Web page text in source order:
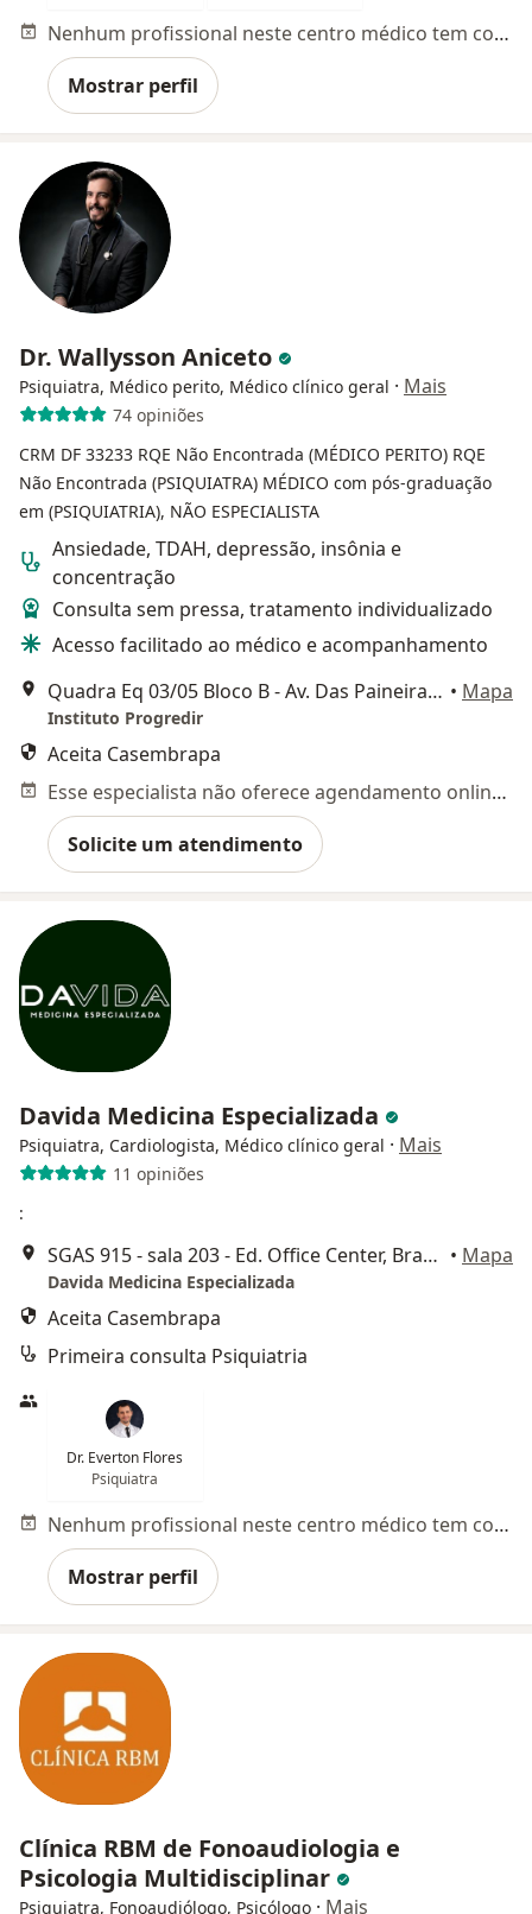
Nenhum profissional neste centro médico tem consultas disponíveis
Mostrar perfil
Dr. Wallysson Aniceto
Psiquiatra, Médico perito, Médico clínico geral · Mais
74 opiniões
CRM DF 33233 RQE Não Encontrada (MÉDICO PERITO) RQE
Não Encontrada (PSIQUIATRA) MÉDICO com pós-graduação
em (PSIQUIATRIA), NÃO ESPECIALISTA
Ansiedade, TDAH, depressão, insônia e
concentração
Consulta sem pressa, tratamento individualizado
Acesso facilitado ao médico e acompanhamento
Quadra Eq 03/05 Bloco B - Av. Das Paineiras, Ed. Jardim Imperial , Brasília • Mapa
Instituto Progredir
Aceita Casembrapa
Esse especialista não oferece agendamento online para esse endereço.
Solicite um atendimento
Davida Medicina Especializada
Psiquiatra, Cardiologista, Médico clínico geral · Mais
11 opiniões
:
SGAS 915 - sala 203 - Ed. Office Center, Brasília • Mapa
Davida Medicina Especializada
Aceita Casembrapa
Primeira consulta Psiquiatria
Dr. Everton Flores
Psiquiatra
Nenhum profissional neste centro médico tem consultas disponíveis
Mostrar perfil
Clínica RBM de Fonoaudiologia e
Psicologia Multidisciplinar
Psiquiatra, Fonoaudiólogo, Psicólogo · Mais